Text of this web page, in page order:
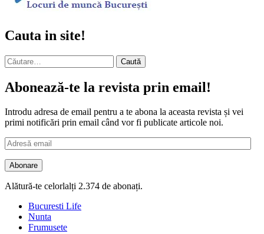
Cauta in site!
Caută
după:
Abonează-te la revista prin email!
Introdu adresa de email pentru a te abona la aceasta revista și vei
primi notificări prin email când vor fi publicate articole noi.
Adresă
email
Abonare
Alătură-te celorlalți 2.374 de abonați.
Bucuresti Life
Nunta
Frumusete